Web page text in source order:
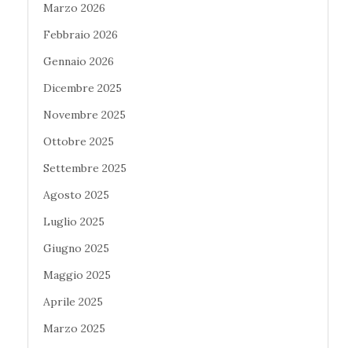
Marzo 2026
Febbraio 2026
Gennaio 2026
Dicembre 2025
Novembre 2025
Ottobre 2025
Settembre 2025
Agosto 2025
Luglio 2025
Giugno 2025
Maggio 2025
Aprile 2025
Marzo 2025